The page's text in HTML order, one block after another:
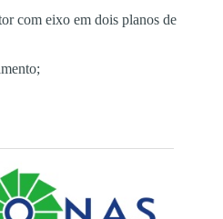
com eixo em dois planos de